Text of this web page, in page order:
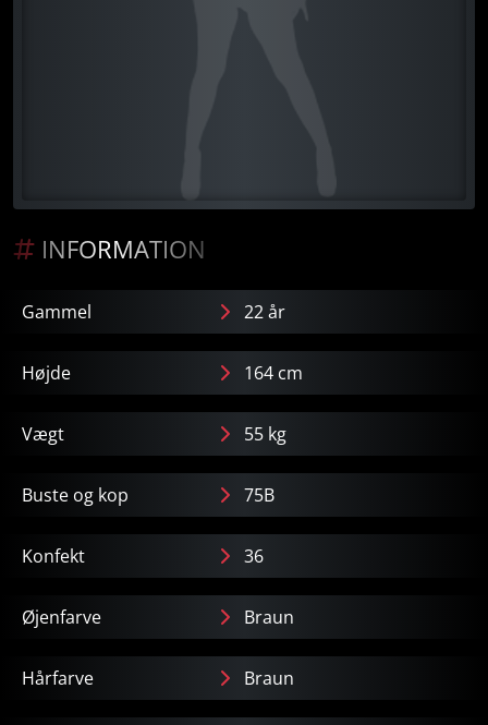
INFORMATION
Gammel 22 år
Højde 164 cm
Vægt 55 kg
Buste og kop 75B
Konfekt 36
Øjenfarve Braun
Hårfarve Braun